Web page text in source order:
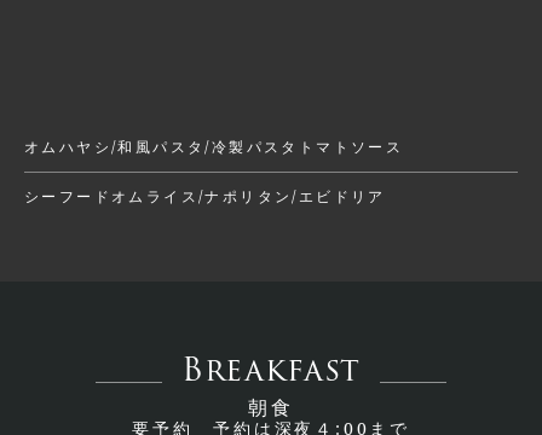
オムハヤシ/和風パスタ/冷製パスタトマトソース
シーフードオムライス/ナポリタン/エビドリア
Breakfast
朝食
要予約 予約は深夜４:00まで